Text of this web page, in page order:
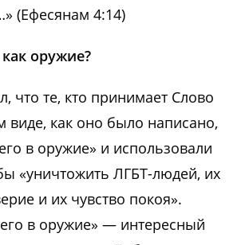
(Ефесянам 4:14)
оружие?
что те, кто принимает Слово
виде, как оно было написано,
в оружие» и использовали
«уничтожить ЛГБТ-людей, их
и их чувство покоя».
в оружие» — интересный